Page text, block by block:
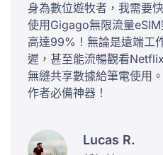
身為數位遊牧者，我需要
使用Gigago無限流量
高達99%！無論是遠端工
遲，甚至能流暢觀看
無縫共享數據給筆電使用
作者必備神器！
Lucas R.